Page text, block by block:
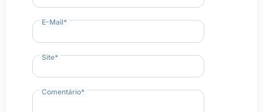
Comentário*
E-Mail*
Site*